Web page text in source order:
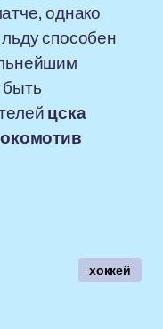
однако
способен
цска
хоккей